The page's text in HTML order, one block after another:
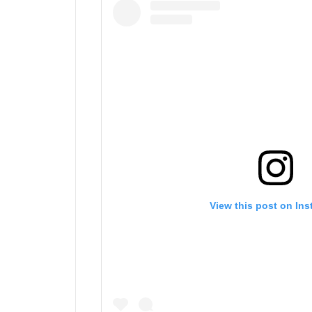
View this post on